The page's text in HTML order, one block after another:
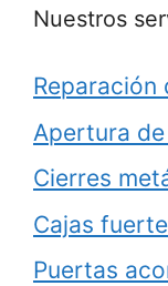
Nuestros
Reparación
Apertura
Cierres
Cajas
Puertas